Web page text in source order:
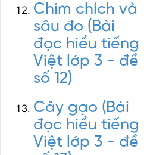
Chim chích và
sâu đo (Bài
đọc hiểu tiếng
Việt lớp 3 - đề
số 12)
Cây gạo (Bài
đọc hiểu tiếng
Việt lớp 3 - đề